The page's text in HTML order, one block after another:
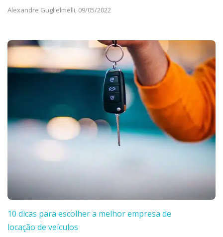
Alexandre Guglielmelli, 09/05/2022
10 dicas para escolher a melhor empresa de
locação de veículos